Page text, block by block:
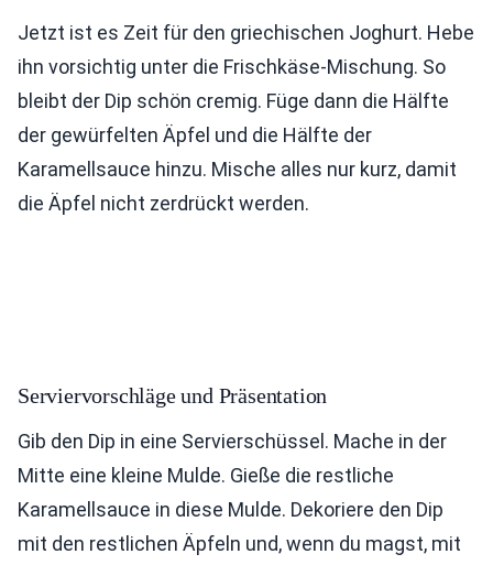
Jetzt ist es Zeit für den griechischen Joghurt. Hebe
ihn vorsichtig unter die Frischkäse-Mischung. So
bleibt der Dip schön cremig. Füge dann die Hälfte
der gewürfelten Äpfel und die Hälfte der
Karamellsauce hinzu. Mische alles nur kurz, damit
die Äpfel nicht zerdrückt werden.
Serviervorschläge und Präsentation
Gib den Dip in eine Servierschüssel. Mache in der
Mitte eine kleine Mulde. Gieße die restliche
Karamellsauce in diese Mulde. Dekoriere den Dip
mit den restlichen Äpfeln und, wenn du magst, mit